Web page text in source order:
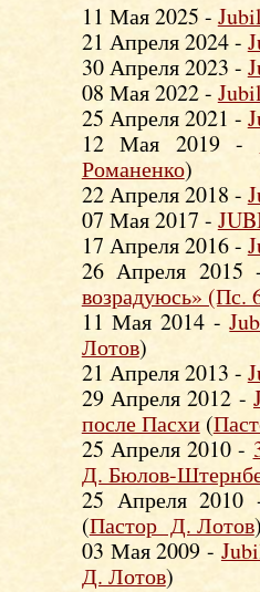
11 Мая 2025 -
21 Апреля 2024 -
30 Апреля 2023 -
08 Мая 2022 -
25 Апреля 2021 -
12 Мая 2019 -
Романенко)
22 Апреля 2018 -
07 Мая 2017 -
17 Апреля 2016 -
26 Апреля
возрадуюсь» (Пс.
11 Мая 2014 -
Лотов)
21 Апреля 2013 -
29 Апреля 2012 -
после Пасхи(
25 Апреля 2010 -
Д. Бюлов-
25 Апреля
(Пастор Д. Лотов
03 Мая 2009 -
Д. Лотов)